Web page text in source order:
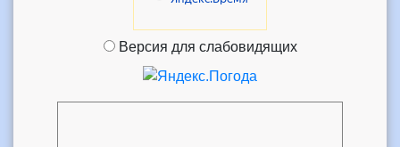
Версия для слабовидящих